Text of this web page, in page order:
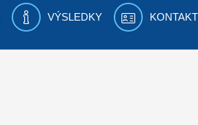
VÝSLEDKY